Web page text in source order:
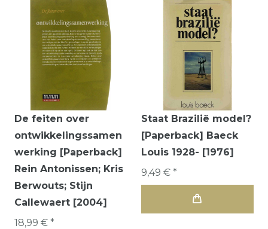
De feiten over
ontwikkelingssamen
werking [Paperback]
Rein Antonissen; Kris
Berwouts; Stijn
Callewaert [2004]
18,99 € *
Staat Brazilië model?
[Paperback] Baeck
Louis 1928- [1976]
9,49 € *